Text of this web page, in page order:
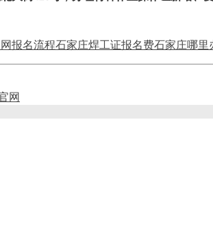
报名流程石家庄焊工证报名费石家庄哪里
网